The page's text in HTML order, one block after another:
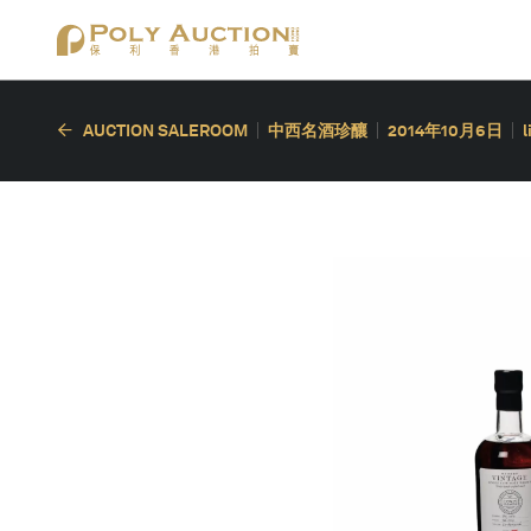
AUCTION SALEROOM 中西名酒珍釀 2014年10月6日